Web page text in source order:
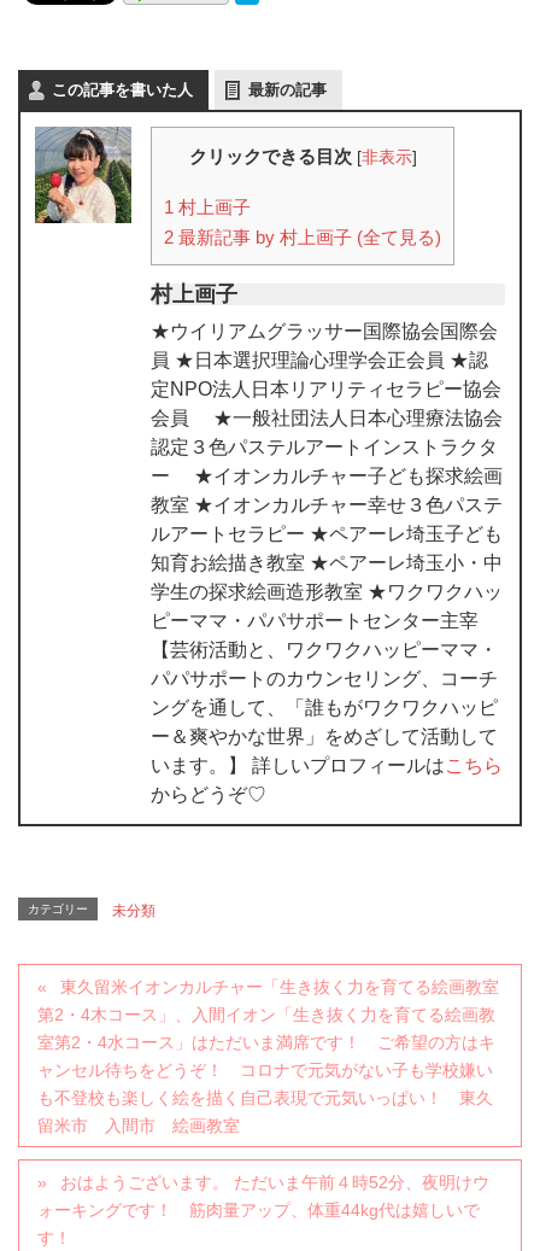
この記事を書いた人 最新の記事
クリックできる目次 [非表示]
1 村上画子
2 最新記事 by 村上画子 (全て見る)
村上画子
★ウイリアムグラッサー国際協会国際会
員 ★日本選択理論心理学会正会員 ★認
定NPO法人日本リアリティセラピー協会
会員 ★一般社団法人日本心理療法協会
認定３色パステルアートインストラクタ
ー ★イオンカルチャー子ども探求絵画
教室 ★イオンカルチャー幸せ３色パステ
ルアートセラピー ★ペアーレ埼玉子ども
知育お絵描き教室 ★ペアーレ埼玉小・中
学生の探求絵画造形教室 ★ワクワクハッ
ピーママ・パパサポートセンター主宰
【芸術活動と、ワクワクハッピーママ・
パパサポートのカウンセリング、コーチ
ングを通して、「誰もがワクワクハッピ
ー＆爽やかな世界」をめざして活動して
います。】 詳しいプロフィールはこちら
からどうぞ♡
カテゴリー 未分類
東久留米イオンカルチャー「生き抜く力を育てる絵画教室
第2・4木コース」、入間イオン「生き抜く力を育てる絵画教
室第2・4水コース」はただいま満席です！ ご希望の方はキ
ャンセル待ちをどうぞ！ コロナで元気がない子も学校嫌い
も不登校も楽しく絵を描く自己表現で元気いっぱい！ 東久
留米市 入間市 絵画教室
おはようございます。 ただいま午前４時52分、夜明けウ
ォーキングです！ 筋肉量アップ、体重44kg代は嬉しいで
す！